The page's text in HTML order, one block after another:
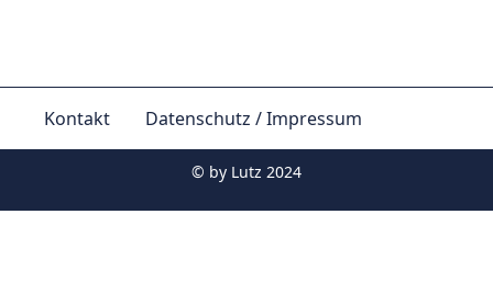
Kontakt Datenschutz / Impressum
© by Lutz 2024